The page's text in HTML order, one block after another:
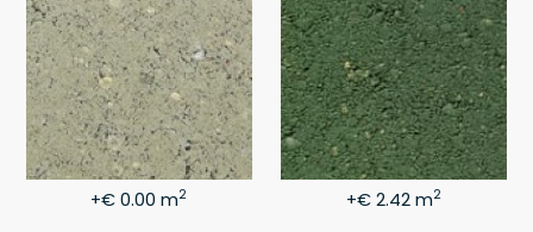
+€ 0.00 m2 +€ 2.42 m2